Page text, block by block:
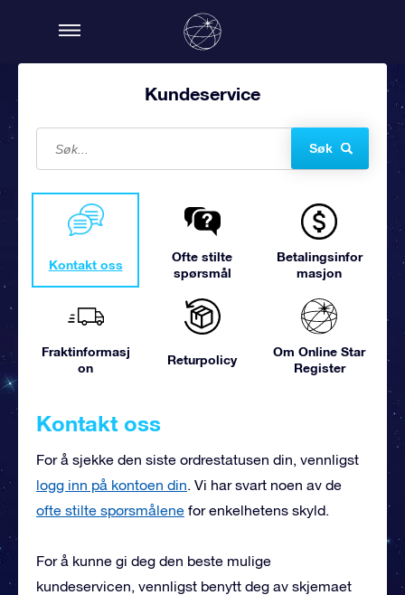
Kundeservice
Søk
Kontakt oss
Ofte stilte
spørsmål
Betalingsinfor
masjon
Fraktinformasj
on
Returpolicy
Om Online Star
Register
Kontakt oss
For å sjekke den siste ordrestatusen din, vennligst
logg inn på kontoen din. Vi har svart noen av de
ofte stilte spørsmålene for enkelhetens skyld.
For å kunne gi deg den beste mulige
kundeservicen, vennligst benytt deg av skjemaet